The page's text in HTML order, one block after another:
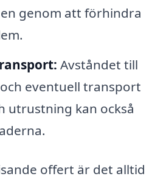
genom att förhindra
Avståndet till
eventuell transport
utrustning kan också
offert är det alltid